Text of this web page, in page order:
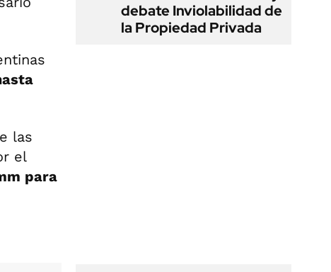
las
el
para
debate Inviolabilidad de
la Propiedad Privada